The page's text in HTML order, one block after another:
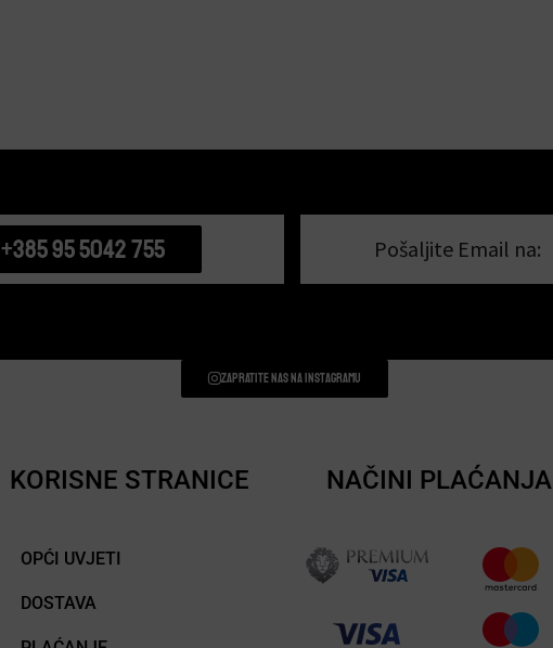
+385 95 5042 755 Pošaljite Email na:
Zapratite nas na instagramu
KORISNE STRANICE
OPĆI UVJETI
DOSTAVA
NAČINI PLAĆANJA